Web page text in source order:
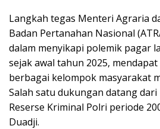
Langkah tegas Menteri Agraria
Badan Pertanahan Nasional
dalam menyikapi polemik pagar
sejak awal tahun 2025,
berbagai kelompok masyarakat
Salah satu dukungan datang dari
Reserse Kriminal Polri periode
Duadji.